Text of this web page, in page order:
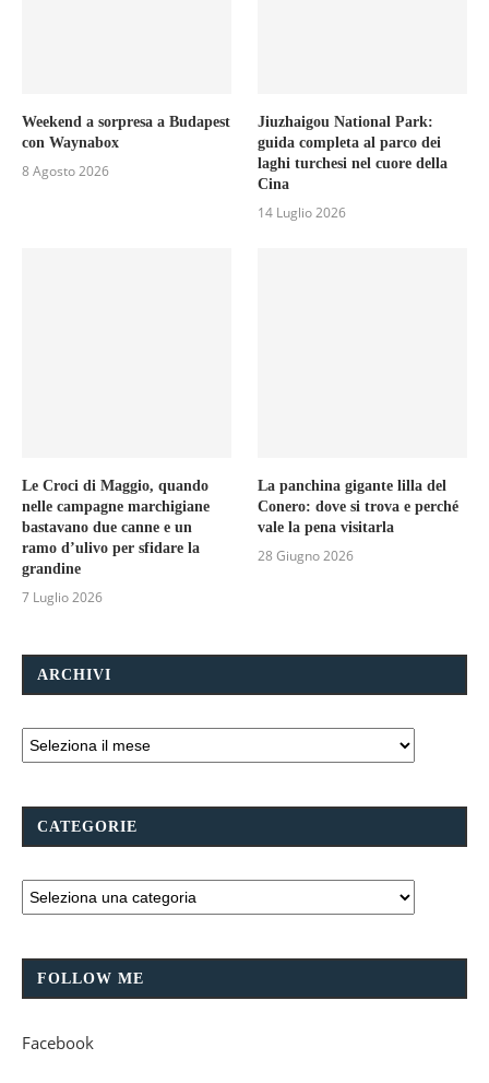
Weekend a sorpresa a Budapest
con Waynabox
8 Agosto 2026
Jiuzhaigou National Park:
guida completa al parco dei
laghi turchesi nel cuore della
Cina
14 Luglio 2026
Le Croci di Maggio, quando
nelle campagne marchigiane
bastavano due canne e un
ramo d’ulivo per sfidare la
grandine
7 Luglio 2026
La panchina gigante lilla del
Conero: dove si trova e perché
vale la pena visitarla
28 Giugno 2026
ARCHIVI
CATEGORIE
FOLLOW ME
Facebook